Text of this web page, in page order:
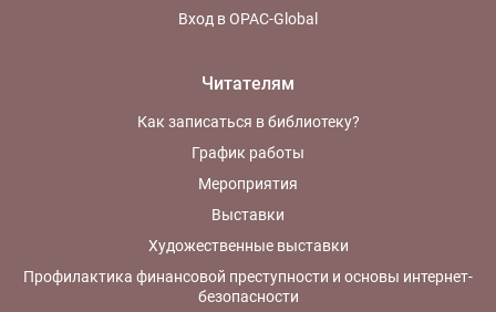
Вход в OPAC-Global
Читателям
Как записаться в библиотеку?
График работы
Мероприятия
Выставки
Художественные выставки
Профилактика финансовой преступности и основы интернет-
безопасности